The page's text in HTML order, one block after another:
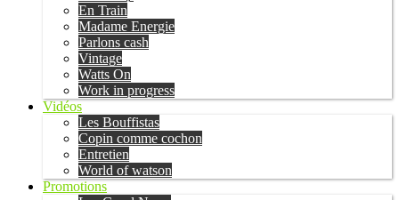
En Train
Madame Energie
Parlons cash
Vintage
Watts On
Work in progress
Vidéos
Les Bouffistas
Copin comme cochon
Entretien
World of watson
Promotions